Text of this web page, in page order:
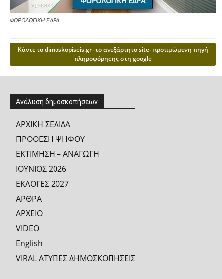
ΦΟΡΟΛΟΓΙΚΗ ΕΔΡΑ
Κάντε το dimoskopiseis.gr -το ανεξάρτητο site- προτιμώμενη πηγή
πληροφόρησης στη google
Ανάλυση δημοσκοπήσεων
ΑΡΧΙΚΗ ΣΕΛΙΔΑ
ΠΡΟΘΕΣΗ ΨΗΦΟΥ
ΕΚΤΙΜΗΣΗ – ΑΝΑΓΩΓΗ
ΙΟΥΝΙΟΣ 2026
ΕΚΛΟΓΕΣ 2027
ΑΡΘΡΑ
ΑΡΧΕΙΟ
VIDEO
English
VIRAL ΑΤΥΠΕΣ ΔΗΜΟΣΚΟΠΗΣΕΙΣ